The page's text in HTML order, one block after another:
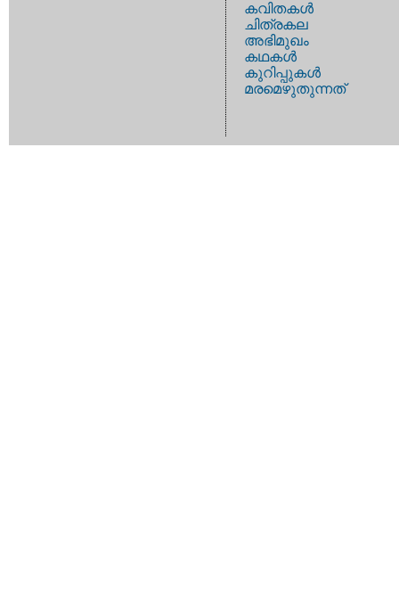
കവിതകള്‍
ചിത്രകല
അഭിമുഖം
കഥകള്‍
കുറിപ്പുകള്‍
മരമെഴുതുന്നത്